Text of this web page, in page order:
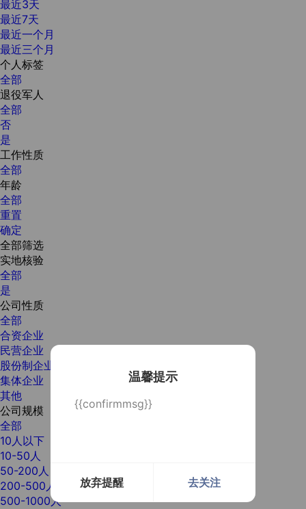
温馨提示
{{confirmmsg}}
放弃提醒 去关注
最近3天
最近7天
最近一个月
最近三个月
个人标签
全部
退役军人
全部
否
是
工作性质
全部
年龄
全部
重置
确定
全部筛选
实地核验
全部
是
公司性质
全部
合资企业
民营企业
股份制企业
集体企业
其他
公司规模
全部
10人以下
10-50人
50-200人
200-500人
500-1000人